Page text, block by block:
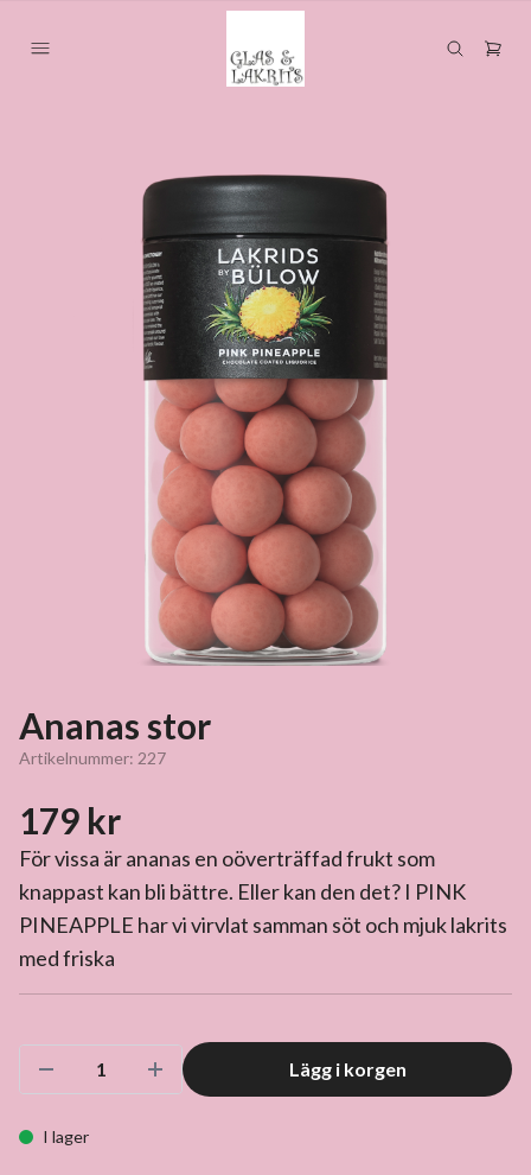
Ananas stor
Artikelnummer: 227
179 kr
För vissa är ananas en oöverträffad frukt som
knappast kan bli bättre. Eller kan den det? I PINK
PINEAPPLE har vi virvlat samman söt och mjuk lakrits
med friska
Lägg i korgen
I lager